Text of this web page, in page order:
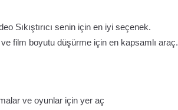
Sıkıştırıcı senin için en iyi seçenek.
ve film boyutu düşürme için en kapsamlı araç.
ve oyunlar için yer aç